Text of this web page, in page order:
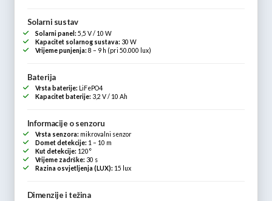
Solarni sustav
Solarni panel: 5,5 V / 10 W
Kapacitet solarnog sustava: 30 W
Vrijeme punjenja: 8 – 9 h (pri 50.000 lux)
Baterija
Vrsta baterije: LiFePO4
Kapacitet baterije: 3,2 V / 10 Ah
Informacije o senzoru
Vrsta senzora: mikrovalni senzor
Domet detekcije: 1 – 10 m
Kut detekcije: 120°
Vrijeme zadrške: 30 s
Razina osvjetljenja (LUX): 15 lux
Dimenzije i težina